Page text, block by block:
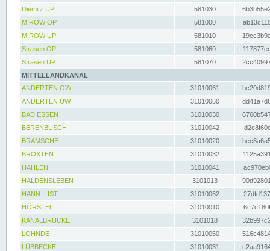
Diemitz UP
581030
MIROW OP
581000
MIROW UP
581010
Strasen OP
581060
Strasen UP
581070
MITTELLANDKANAL
ANDERTEN OW
31010061
ANDERTEN UW
31010060
BAD ESSEN
31010030
BERENBUSCH
31010042
BRAMSCHE
31010020
BROXTEN
31010032
HAHLEN
31010041
HALDENSLEBEN
3101013
HANN. LIST
31010062
HÖRSTEL
31010010
KANALBRÜCKE
3101018
LOHNDE
31010050
LÜBBECKE
31010031